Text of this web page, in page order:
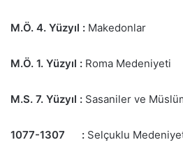
M.Ö. 4. Yüzyıl : Makedonlar
M.Ö. 1. Yüzyıl : Roma Medeniyeti
M.S. 7. Yüzyıl : Sasaniler ve
1077-1307 : Selçuklu